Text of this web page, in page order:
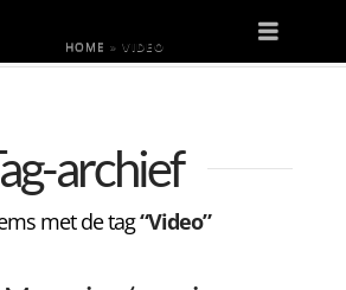
HOME » VIDEO
archief
met de tag“Video”